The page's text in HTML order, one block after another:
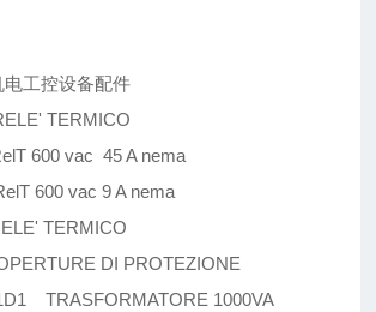
工控设备配件
TERMICO
600 vac 45 A nema
600 vac 9 A nema
TERMICO
DI PROTEZIONE
TRASFORMATORE 1000VA